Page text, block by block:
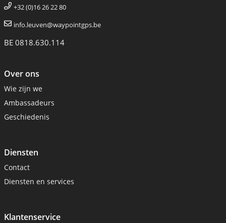
+32 (0)16 26 22 80
info.leuven@waypointgps.be
BE 0818.630.114
Over ons
Wie zijn we
Ambassadeurs
Geschiedenis
Diensten
Contact
Diensten en services
Klantenservice